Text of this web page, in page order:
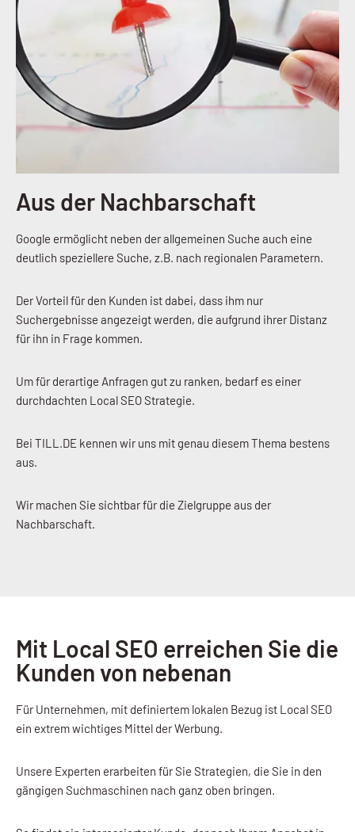
Aus der Nachbarschaft
Google ermöglicht neben der allgemeinen Suche auch eine
deutlich speziellere Suche, z.B. nach regionalen Parametern.
Der Vorteil für den Kunden ist dabei, dass ihm nur
Suchergebnisse angezeigt werden, die aufgrund ihrer Distanz
für ihn in Frage kommen.
Um für derartige Anfragen gut zu ranken, bedarf es einer
durchdachten Local SEO Strategie.
Bei TILL.DE kennen wir uns mit genau diesem Thema bestens
aus.
Wir machen Sie sichtbar für die Zielgruppe aus der
Nachbarschaft.
Mit Local SEO erreichen Sie die
Kunden von nebenan
Für Unternehmen, mit definiertem lokalen Bezug ist Local SEO
ein extrem wichtiges Mittel der Werbung.
Unsere Experten erarbeiten für Sie Strategien, die Sie in den
gängigen Suchmaschinen nach ganz oben bringen.